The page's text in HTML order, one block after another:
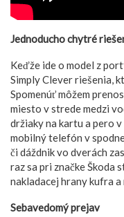
Jednoducho chytré
Keďže ide o model z
Simply Clever riešenia,
Spomenúť môžem
miesto v strede medzi
držiaky na kartu a pero
mobilný telefón v
či dáždnik vo dverách
raz sa pri značke Škoda
nakladacej hrany kufra
Sebavedomý prejav